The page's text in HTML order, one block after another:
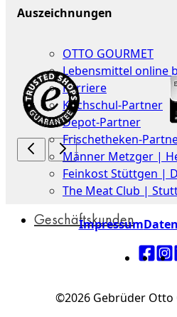
Über
OTTO GOURMET
Lebensmittel online
Karriere
Kochschul-Partner
Depot-Partner
Frischetheken-
Männer Metzger |
Feinkost Stüttgen |
The Meat Club |
Geschäftskunden
Auszeichnungen
Impressum
©2026 Gebrüder Otto